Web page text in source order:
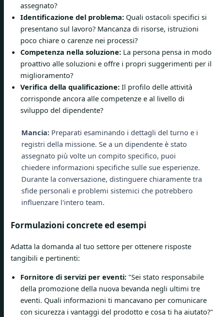
assegnato?
Identificazione del problema: Quali ostacoli specifici si
presentano sul lavoro? Mancanza di risorse, istruzioni
poco chiare o carenze nei processi?
Competenza nella soluzione: La persona pensa in modo
proattivo alle soluzioni e offre i propri suggerimenti per il
miglioramento?
Verifica della qualificazione: Il profilo delle attività
corrisponde ancora alle competenze e al livello di
sviluppo del dipendente?
Mancia:Preparati esaminando i dettagli del turno e i
registri della missione. Se a un dipendente è stato
assegnato più volte un compito specifico, puoi
chiedere informazioni specifiche sulle sue esperienze.
Durante la conversazione, distinguere chiaramente tra
sfide personali e problemi sistemici che potrebbero
influenzare l'intero team.
Formulazioni concrete ed esempi
Adatta la domanda al tuo settore per ottenere risposte
tangibili e pertinenti:
Fornitore di servizi per eventi: "Sei stato responsabile
della promozione della nuova bevanda negli ultimi tre
eventi. Quali informazioni ti mancavano per comunicare
con sicurezza i vantaggi del prodotto e cosa ti ha aiutato?"